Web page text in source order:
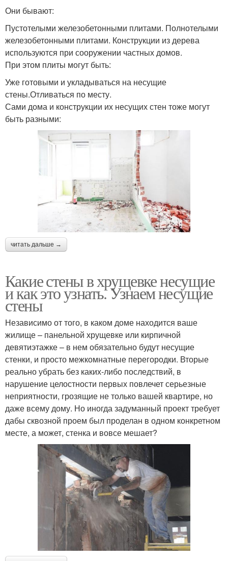
Они бывают:
Пустотелыми железобетонными плитами. Полнотелыми
железобетонными плитами. Конструкции из дерева
используются при сооружении частных домов.
При этом плиты могут быть:
Уже готовыми и укладываться на несущие
стены.Отливаться по месту.
Сами дома и конструкции их несущих стен тоже могут
быть разными:
читать дальше →
Какие стены в хрущевке несущие
и как это узнать. Узнаем несущие
стены
Независимо от того, в каком доме находится ваше
жилище – панельной хрущевке или кирпичной
девятиэтажке – в нем обязательно будут несущие
стенки, и просто межкомнатные перегородки. Вторые
реально убрать без каких-либо последствий, в
нарушение целостности первых повлечет серьезные
неприятности, грозящие не только вашей квартире, но
даже всему дому. Но иногда задуманный проект требует
дабы сквозной проем был проделан в одном конкретном
месте, а может, стенка и вовсе мешает?